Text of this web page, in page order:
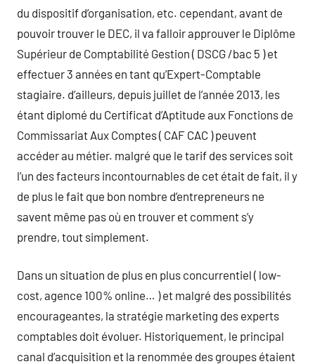
du dispositif d’organisation, etc. cependant, avant de
pouvoir trouver le DEC, il va falloir approuver le Diplôme
Supérieur de Comptabilité Gestion ( DSCG /bac 5 ) et
effectuer 3 années en tant qu’Expert-Comptable
stagiaire. d’ailleurs, depuis juillet de l’année 2013, les
étant diplomé du Certificat d’Aptitude aux Fonctions de
Commissariat Aux Comptes ( CAF CAC ) peuvent
accéder au métier. malgré que le tarif des services soit
l’un des facteurs incontournables de cet était de fait, il y
de plus le fait que bon nombre d’entrepreneurs ne
savent même pas où en trouver et comment s’y
prendre, tout simplement.
Dans un situation de plus en plus concurrentiel ( low-
cost, agence 100% online… ) et malgré des possibilités
encourageantes, la stratégie marketing des experts
comptables doit évoluer. Historiquement, le principal
canal d’acquisition et la renommée des groupes étaient